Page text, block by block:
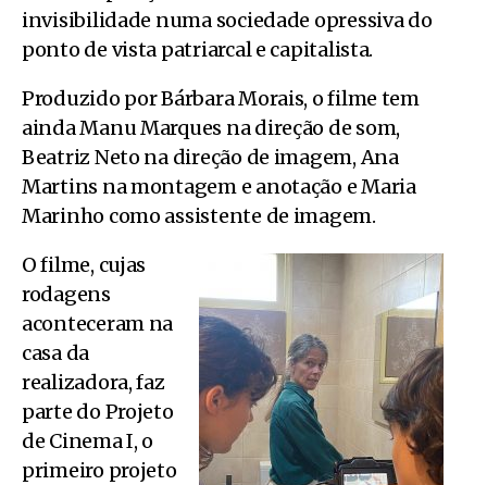
invisibilidade numa sociedade opressiva do
ponto de vista patriarcal e capitalista.
Produzido por Bárbara Morais, o filme tem
ainda Manu Marques na direção de som,
Beatriz Neto na direção de imagem, Ana
Martins na montagem e anotação e Maria
Marinho como assistente de imagem.
O filme, cujas
rodagens
aconteceram na
casa da
realizadora, faz
parte do Projeto
de Cinema I, o
primeiro projeto